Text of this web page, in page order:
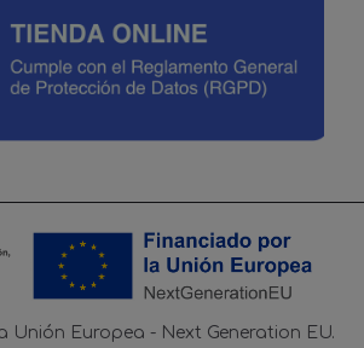
Unión Europea - Next Generation EU.